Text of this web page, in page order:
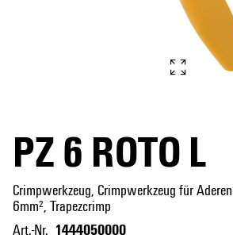
PZ 6 ROTO L
Crimpwerkzeug, Crimpwerkzeug für
6mm², Trapezcrimp
Art.-Nr. 1444050000